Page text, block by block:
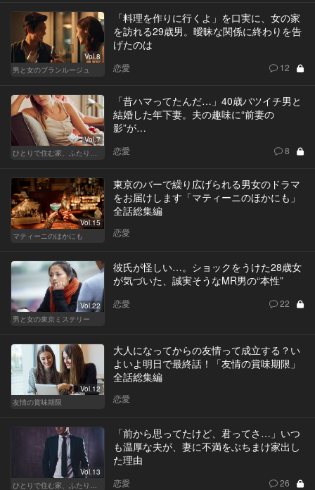
Vol.8
男と女のブランルージュ
「料理を作りに行くよ」を口実に、女の家
を訪れる29歳男。曖昧な関係に終わりを告
げたのは
恋愛 12
Vol.7
「昔ハマってたんだ…」40歳バツイチ男と
結婚した年下妻。夫の趣味に“前妻の
影”が…
恋愛 8
Vol.15
マティーニのほかにも
東京のバーで繰り広げられる男女のドラマ
をお届けします「マティーニのほかにも」
全話総集編
恋愛
Vol.22
男と女の東京ミステリー
彼氏が怪しい…。ショックをうけた28歳女
が気づいた、誠実そうなMR男の“本性”
恋愛 22
Vol.12
友情の賞味期限
大人になってからの友情って成立する？い
よいよ明日で最終話！「友情の賞味期限」
全話総集編
恋愛
Vol.13
「前から思ってたけど、君ってさ…」いつ
も温厚な夫が、妻に不満をぶちまけ家出し
た理由
恋愛 26